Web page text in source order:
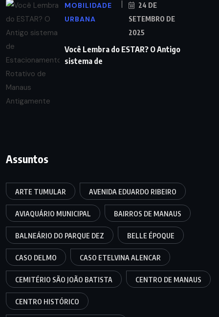
MOBILIDADE
URBANA
24 DE
SETEMBRO DE
2025
Você Lembra do ESTAR? O Antigo
sistema de
Assuntos
ARTE TUMULAR AVENIDA EDUARDO RIBEIRO
AVIAQUÁRIO MUNICIPAL BAIRROS DE MANAUS
BALNEÁRIO DO PARQUE DEZ BELLE ÉPOQUE
CASO DELMO CASO ETELVINA ALENCAR
CEMITÉRIO SÃO JOÃO BATISTA CENTRO DE MANAUS
CENTRO HISTÓRICO